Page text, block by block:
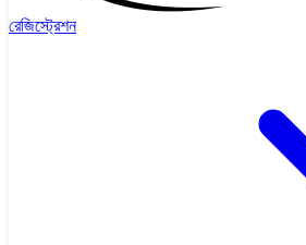
রেজিস্ট্রেশন